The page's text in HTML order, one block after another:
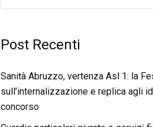
Post Recenti
Sanità Abruzzo, vertenza Asl 1: la
sull’internalizzazione e replica agli
concorso